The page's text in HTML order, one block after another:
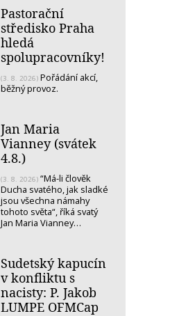
Pastorační
středisko Praha
hledá
spolupracovníky!
(3. 8. 2026) Pořádání akcí,
běžný provoz.
Jan Maria
Vianney (svátek
4.8.)
(3. 8. 2026) “Má-li člověk
Ducha svatého, jak sladké
jsou všechna námahy
tohoto světa“, říká svatý
Jan Maria Vianney…
Sudetský kapucín
v konfliktu s
nacisty: P. Jakob
LUMPE OFMCap